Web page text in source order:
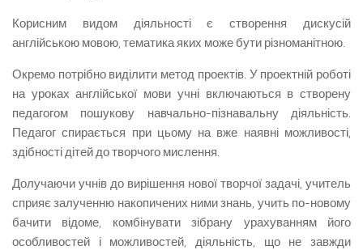
Корисним видом діяльності є створення дискусій
англійською мовою, тематика яких може бути різноманітною.
Окремо потрібно виділити метод проектів. У проектній роботі
на уроках англійської мови учні включаються в створену
педагогом пошукову навчально-пізнавальну діяльність.
Педагог спирається при цьому на вже наявні можливості,
здібності дітей до творчого мислення.
Долучаючи учнів до вирішення нової творчої задачі, учитель
сприяє залученню накопичених ними знань, учить по-новому
бачити відоме, комбінувати зібрану урахуванням його
особли­востей і можливостей, діяль­ність, що не завжди